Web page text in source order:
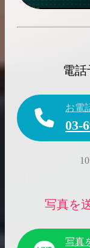
電
お電
03-
写真を
写真